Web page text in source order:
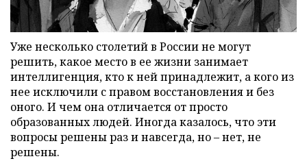
Уже несколько столетий в России не могут
решить, какое место в ее жизни занимает
интеллигенция, кто к ней принадлежит, а кого из
нее исключили с правом восстановления и без
оного. И чем она отличается от просто
образованных людей. Иногда казалось, что эти
вопросы решены раз и навсегда, но – нет, не
решены.